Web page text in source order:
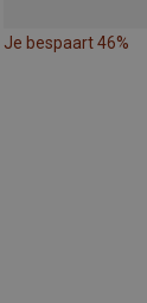
Je bespaart 46%